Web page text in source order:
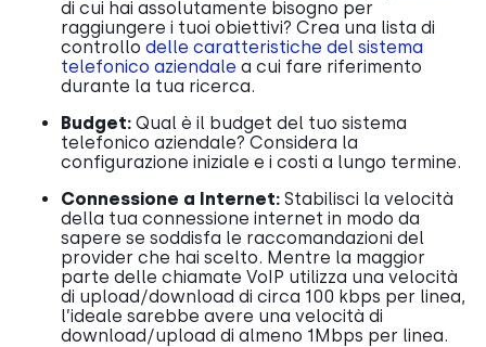
di cui hai assolutamente bisogno per
raggiungere i tuoi obiettivi? Crea una lista di
controllo delle caratteristiche del sistema
telefonico aziendale a cui fare riferimento
durante la tua ricerca.
Budget: Qual è il budget del tuo sistema
telefonico aziendale? Considera la
configurazione iniziale e i costi a lungo termine.
Connessione a Internet: Stabilisci la velocità
della tua connessione internet in modo da
sapere se soddisfa le raccomandazioni del
provider che hai scelto. Mentre la maggior
parte delle chiamate VoIP utilizza una velocità
di upload/download di circa 100 kbps per linea,
l’ideale sarebbe avere una velocità di
download/upload di almeno 1Mbps per linea.